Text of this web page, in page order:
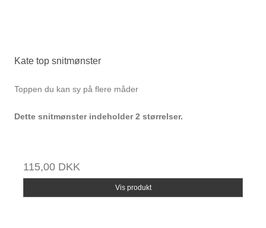
Kate top snitmønster
Toppen du kan sy på flere måder
Dette snitmønster indeholder 2 størrelser.
115,00 DKK
Vis produkt